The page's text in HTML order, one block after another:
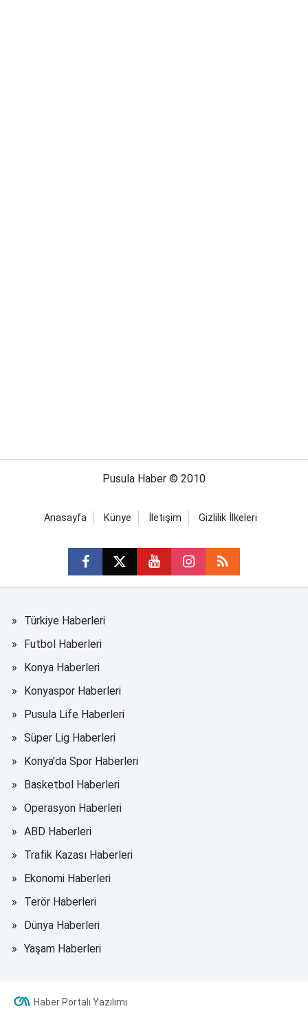
Pusula Haber © 2010
Anasayfa Künye İletişim Gizlilik İlkeleri
Türkiye Haberleri
Futbol Haberleri
Konya Haberleri
Konyaspor Haberleri
Pusula Life Haberleri
Süper Lig Haberleri
Konya'da Spor Haberleri
Basketbol Haberleri
Operasyon Haberleri
ABD Haberleri
Trafik Kazası Haberleri
Ekonomi Haberleri
Terör Haberleri
Dünya Haberleri
Yaşam Haberleri
Haber Portalı Yazılımı